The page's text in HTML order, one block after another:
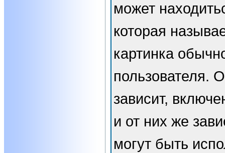
может
которая
картинка
пользователя.
зависит,
и от них же
могут быть